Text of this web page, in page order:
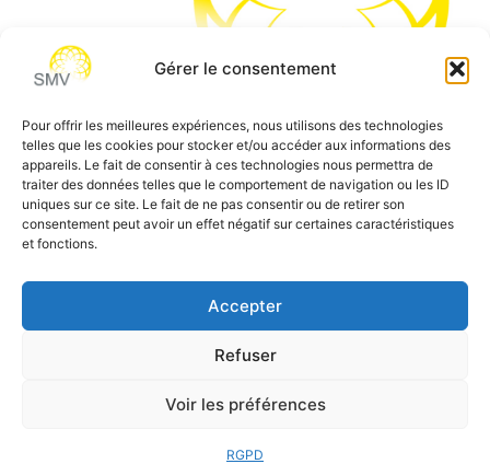
Gérer le consentement
Pour offrir les meilleures expériences, nous utilisons des technologies
telles que les cookies pour stocker et/ou accéder aux informations des
appareils. Le fait de consentir à ces technologies nous permettra de
traiter des données telles que le comportement de navigation ou les ID
uniques sur ce site. Le fait de ne pas consentir ou de retirer son
consentement peut avoir un effet négatif sur certaines caractéristiques
et fonctions.
Accepter
Refuser
Voir les préférences
RGPD
SMV permet de vous aider à gagner du temps et vous
permettre de vous concentrer sur l’essentiel de votre
métier
Téléphone:0 805 69 64 75 / 02 37 34 04 04
contact@smvformation.fr
Création & Hébergement Web Cloud par